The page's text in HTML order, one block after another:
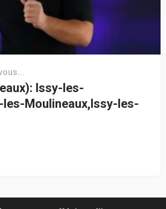
Issy-les-
Moulineaux,Issy-les-